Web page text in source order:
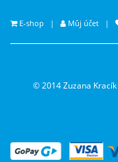
E-shop | Můj účet |
© 2014 Zuzana